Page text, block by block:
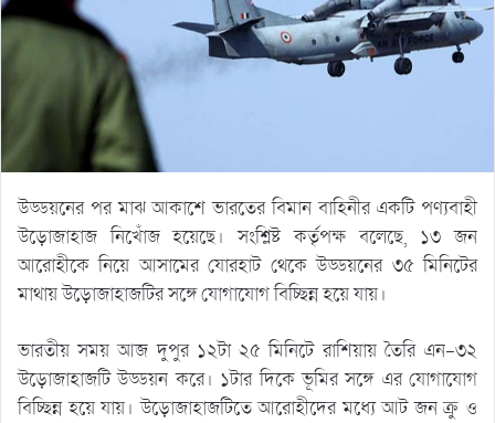
উড্ডয়নের পর মাঝ আকাশে ভারতের বিমান বাহিনীর একটি পণ্যবাহী
উড়োজাহাজ নিখোঁজ হয়েছে। সংশ্লিষ্ট কর্তৃপক্ষ বলেছে, ১৩ জন
আরোহীকে নিয়ে আসামের যোরহাট থেকে উড্ডয়নের ৩৫ মিনিটের
মাথায় উড়োজাহাজটির সঙ্গে যোগাযোগ বিচ্ছিন্ন হয়ে যায়।
ভারতীয় সময় আজ দুপুর ১২টা ২৫ মিনিটে রাশিয়ায় তৈরি এন-৩২
উড়োজাহাজটি উড্ডয়ন করে। ১টার দিকে ভূমির সঙ্গে এর যোগাযোগ
বিচ্ছিন্ন হয়ে যায়। উড়োজাহাজটিতে আরোহীদের মধ্যে আট জন ক্রু ও